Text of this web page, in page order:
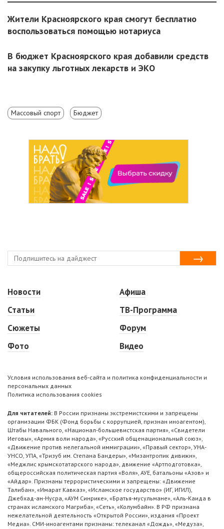
Жители Красноярского края смогут бесплатно
воспользоваться помощью нотариуса
В бюджет Красноярского края добавили средств
на закупку льготных лекарств и ЭКО
Массовый спорт Бюджет
Новости
Статьи
Сюжеты
Фото
Афиша
ТВ-Программа
Форум
Видео
Условия использования веб-сайта и политика конфиденциальности и
персональных данных
Политика использования cookies
Для читателей: В России признаны экстремистскими и запрещены
организации ФБК (Фонд борьбы с коррупцией, признан иноагентом),
Штабы Навального, «Национал-большевистская партия», «Свидетели
Иеговы», «Армия воли народа», «Русский общенациональный союз»,
«Движение против нелегальной иммиграции», «Правый сектор», УНА-
УНСО, УПА, «Тризуб им. Степана Бандеры», «Мизантропик дивижн»,
«Меджлис крымскотатарского народа», движение «Артподготовка»,
общероссийская политическая партия «Воля», АУЕ, батальоны «Азов» и
«Айдар». Признаны террористическими и запрещены: «Движение
Талибан», «Имарат Кавказ», «Исламское государство» (ИГ, ИГИЛ),
Джебхад-ан-Нусра, «АУМ Синрике», «Братья-мусульмане», «Аль-Каида в
странах исламского Магриба», «Сеть», «Колумбайн». В РФ признана
нежелательной деятельность «Открытой России», издания «Проект
Медиа». СМИ-иноагентами признаны: телеканал «Дождь», «Медуза»,